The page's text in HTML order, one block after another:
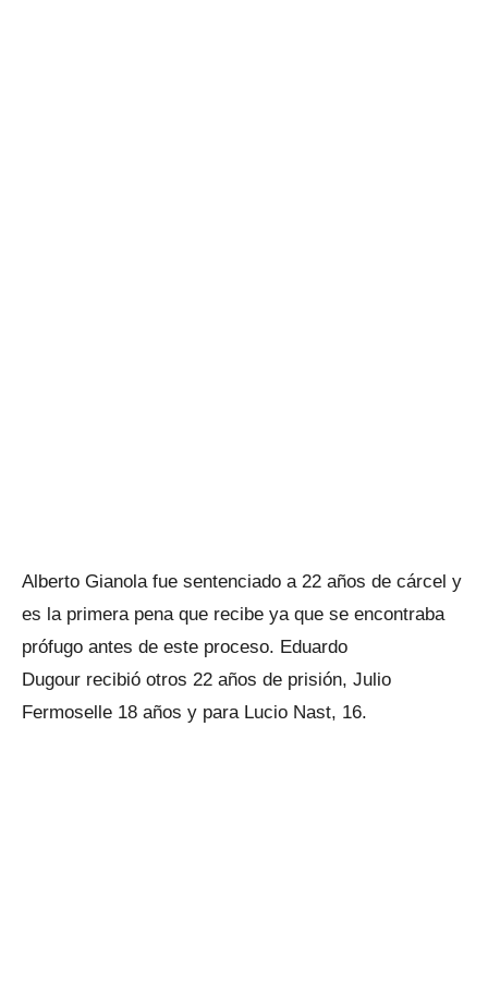
Alberto Gianola fue sentenciado a 22 años de cárcel y
es la primera pena que recibe ya que se encontraba
prófugo antes de este proceso. Eduardo
Dugour recibió otros 22 años de prisión, Julio
Fermoselle 18 años y para Lucio Nast, 16.